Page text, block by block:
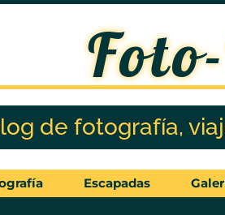
de fotografía,
Escapadas